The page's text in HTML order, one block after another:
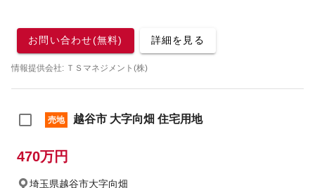
お問い合わせ(無料) 詳細を見る
情報提供会社: ＴＳマネジメント(株)
売地 越谷市 大字向畑 住宅用地
470万円
埼玉県越谷市大字向畑